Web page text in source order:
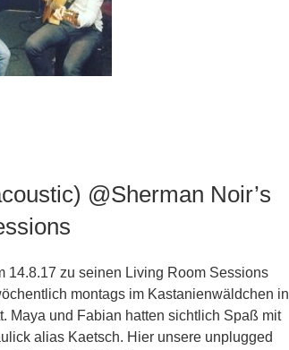
@Sherman Noir’s
14.8.17 zu seinen Living Room Sessions
montags im Kastanienwäldchen in
Maya und Fabian hatten sichtlich Spaß mit
alias Kaetsch. Hier unsere unplugged